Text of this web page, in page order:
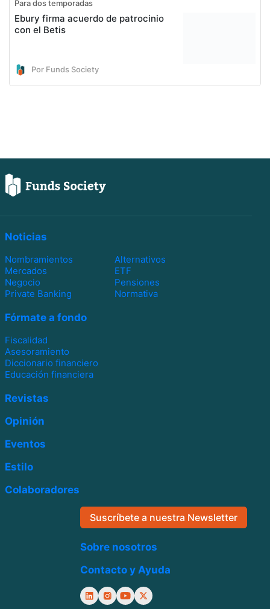
Para dos temporadas
Ebury firma acuerdo de patrocinio
con el Betis
Por Funds Society
Noticias
Nombramientos
Alternativos
Mercados
ETF
Negocio
Pensiones
Private Banking
Normativa
Fórmate a fondo
Fiscalidad
Asesoramiento
Diccionario financiero
Educación financiera
Revistas
Opinión
Eventos
Estilo
Colaboradores
Suscríbete a nuestra Newsletter
Sobre nosotros
Contacto y Ayuda